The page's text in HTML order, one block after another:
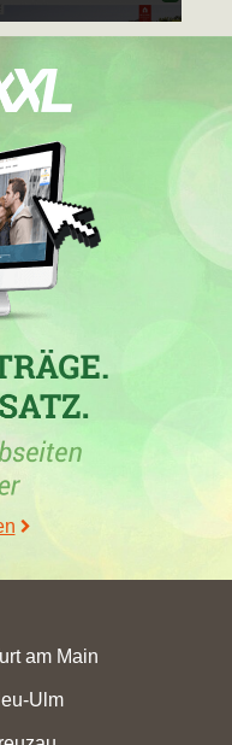
GmbH
Platzierungen erlitten und
verzeichnete sie
dazu erzielte
Stadtpunkten. Auch
konnte in verschiedenen
Entwicklungen, wie die
Heiligenhaus, die am
am Main
Ulm